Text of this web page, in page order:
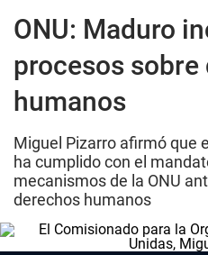
ONU: Maduro
procesos sobre
humanos
Miguel Pizarro afirmó que
ha cumplido con el
mecanismos de la ONU
derechos humanos